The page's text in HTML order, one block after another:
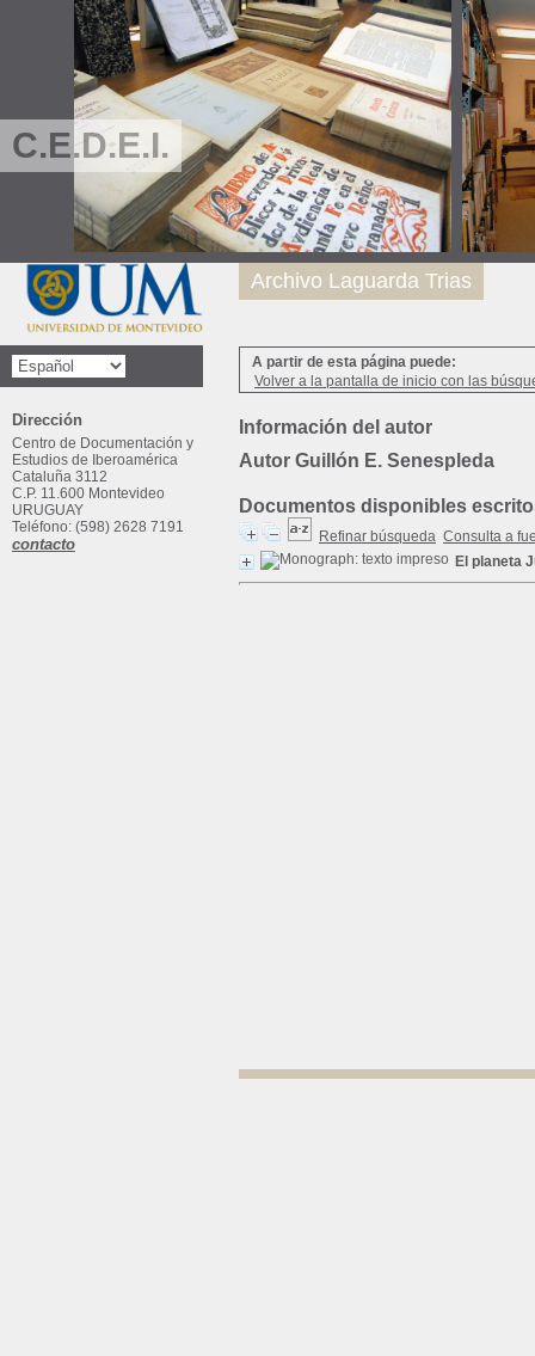
C.E.D.E.I.
A partir de esta página puede:
Volver a la pantalla de inicio con las
Información del autor
Autor Guillón E. Senespleda
Documentos disponibles
Refinar búsqueda Consulta a
El planeta
Archivo Laguarda Trias
Dirección
Centro de Documentación y
Estudios de Iberoamérica
Cataluña 3112
C.P. 11.600 Montevideo
URUGUAY
Teléfono: (598) 2628 7191
contacto